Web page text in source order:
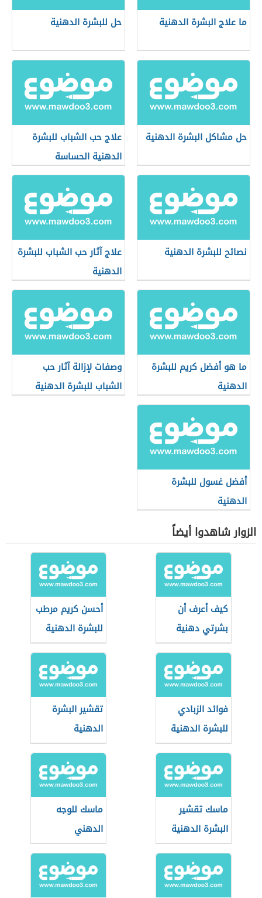
ما علاج البشرة الدهنية حل للبشرة الدهنية
حل مشاكل البشرة الدهنية
علاج حب الشباب للبشرة
الدهنية الحساسة
نصائح للبشرة الدهنية
علاج آثار حب الشباب للبشرة
الدهنية
ما هو أفضل كريم للبشرة
الدهنية
وصفات لإزالة آثار حب
الشباب للبشرة الدهنية
أفضل غسول للبشرة
الدهنية
الزوار شاهدوا أيضاً
كيف أعرف أن
بشرتي دهنية
أحسن كريم مرطب
للبشرة الدهنية
فوائد الزبادي
للبشرة الدهنية
تقشير البشرة
الدهنية
ماسك تقشير
البشرة الدهنية
ماسك للوجه
الدهني